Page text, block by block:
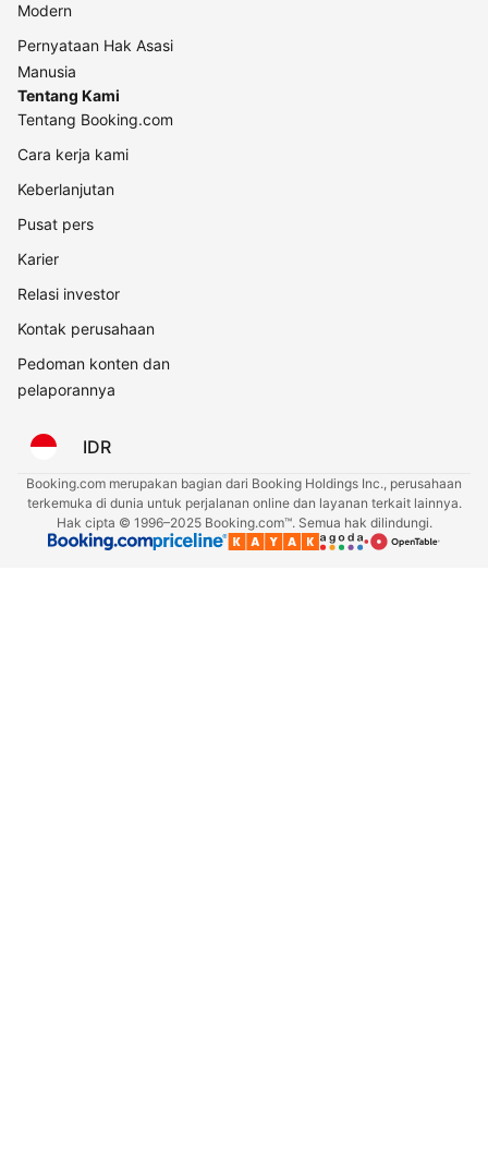
Modern
Pernyataan Hak Asasi
Manusia
Tentang Kami
Tentang Booking.com
Cara kerja kami
Keberlanjutan
Pusat pers
Karier
Relasi investor
Kontak perusahaan
Pedoman konten dan
pelaporannya
IDR
Booking.com merupakan bagian dari Booking Holdings Inc., perusahaan
terkemuka di dunia untuk perjalanan online dan layanan terkait lainnya.
Hak cipta © 1996–2025 Booking.com™. Semua hak dilindungi.